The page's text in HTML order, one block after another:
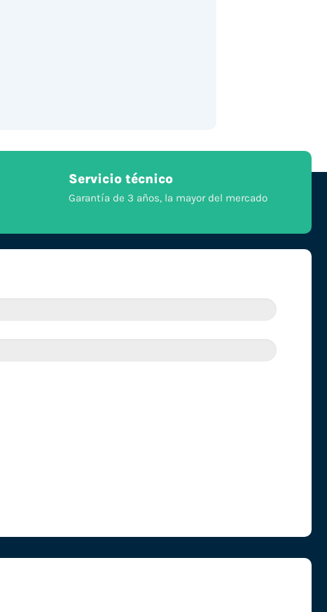
Servicio técnico
Garantía de 3 años, la mayor del mercado